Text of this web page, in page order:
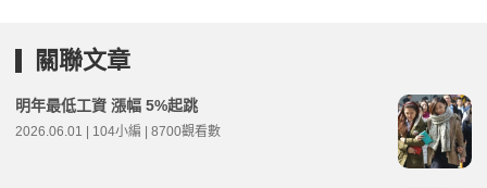
關聯文章
明年最低工資 漲幅 5%起跳
2026.06.01 | 104小編 | 8700觀看數